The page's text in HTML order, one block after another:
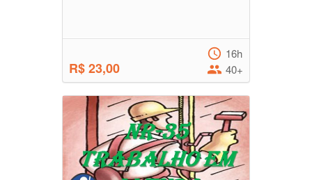
R$ 23,00
16h
40+